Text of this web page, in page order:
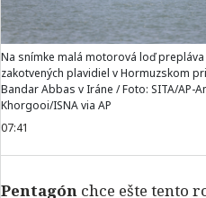
Na snímke malá motorová loď
zakotvených plavidiel v Hormuzskom
Bandar Abbas v Iráne / Foto: SITA/AP-
Khorgooi/ISNA via AP
07:41
Pentagón chce ešte tento